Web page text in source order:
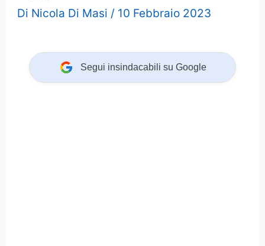
Di Nicola Di Masi / 10 Febbraio 2023
Segui insindacabili su Google